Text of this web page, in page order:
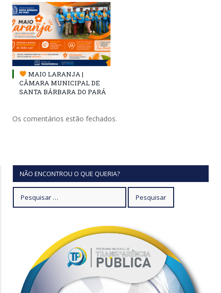
MAIO LARANJA |
CÂMARA MUNICIPAL DE
SANTA BÁRBARA DO PARÁ
Os comentários estão fechados.
NÃO ENCONTROU O QUE QUERIA?